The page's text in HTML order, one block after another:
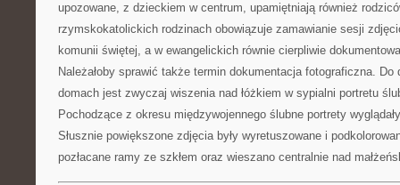
upozowane, z dzieckiem w centrum, upamiętniają również
rzymskokatolickich rodzinach obowiązuje zamawianie sesji
komunii świętej, a w ewangelickich równie cierpliwie
Należałoby sprawić także termin dokumentacja fotograficzna.
domach jest zwyczaj wiszenia nad łóżkiem w sypialni portretu
Pochodzące z okresu międzywojennego ślubne portrety
Słusznie powiększone zdjęcia były wyretuszowane i
pozłacane ramy ze szkłem oraz wieszano centralnie nad